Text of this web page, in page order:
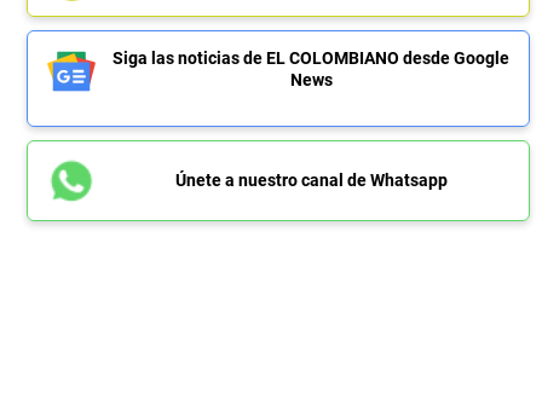
Siga las noticias de EL COLOMBIANO desde Google
News
Únete a nuestro canal de Whatsapp